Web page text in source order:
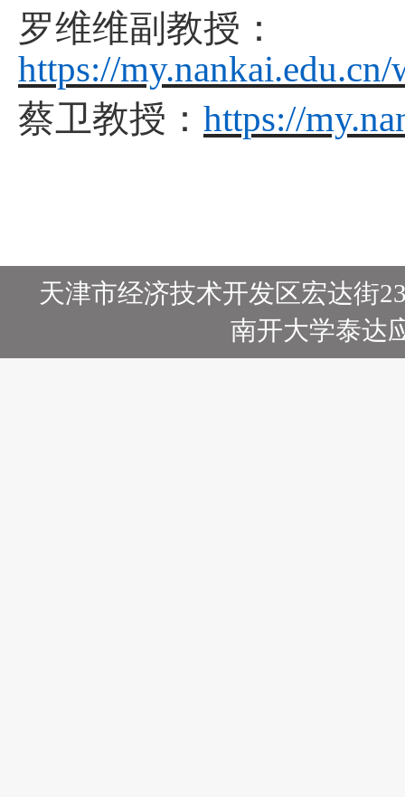
罗维维副教授：
https://
蔡卫教授： https://
天津市经济技术开发区宏达街
南开大学泰达